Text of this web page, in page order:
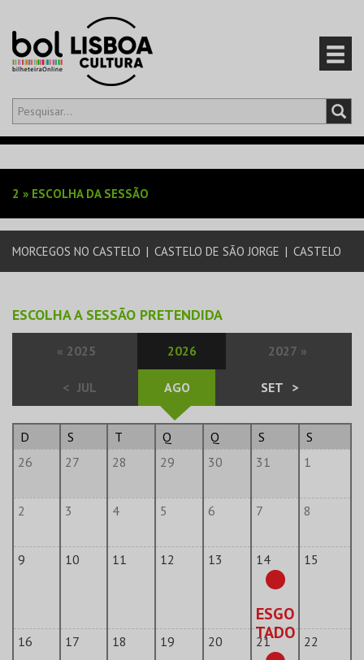
Olá,iniciar sessão
EVENTOS
CARTÕES
2 » ESCOLHA DA SESSÃO
MORCEGOS NO CASTELO | CASTELO DE SÃO JORGE | CASTELO
ESCOLHA A SESSÃO PRETENDIDA
« 2025 2026 2027 »
< JUL AGO SET >
D S T Q Q S
S
26
27 28 29 30 31 1
2 3 4 5 6 7 8
9 10 11 12 13 14
ESGO
TADO
15
16 17 18 19 20 21 22